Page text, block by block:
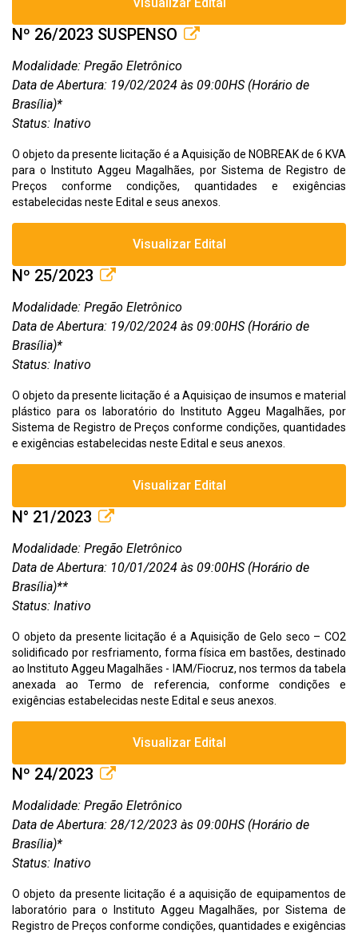
Nº 26/2023 SUSPENSO
Modalidade: Pregão Eletrônico
Data de Abertura: 19/02/2024 às 09:00HS (Horário de
Brasília)*
Status: Inativo
O objeto da presente licitação é a Aquisição de NOBREAK de 6 KVA
para o Instituto Aggeu Magalhães, por Sistema de Registro de
Preços conforme condições, quantidades e exigências
estabelecidas neste Edital e seus anexos.
Visualizar Edital
Nº 25/2023
Modalidade: Pregão Eletrônico
Data de Abertura: 19/02/2024 às 09:00HS (Horário de
Brasília)*
Status: Inativo
O objeto da presente licitação é a Aquisiçao de insumos e material
plástico para os laboratório do Instituto Aggeu Magalhães, por
Sistema de Registro de Preços conforme condições, quantidades
e exigências estabelecidas neste Edital e seus anexos.
Visualizar Edital
N° 21/2023
Modalidade: Pregão Eletrônico
Data de Abertura: 10/01/2024 às 09:00HS (Horário de
Brasília)**
Status: Inativo
O objeto da presente licitação é a Aquisição de Gelo seco – CO2
solidificado por resfriamento, forma física em bastões, destinado
ao Instituto Aggeu Magalhães - IAM/Fiocruz, nos termos da tabela
anexada ao Termo de referencia, conforme condições e
exigências estabelecidas neste Edital e seus anexos.
Visualizar Edital
Nº 24/2023
Modalidade: Pregão Eletrônico
Data de Abertura: 28/12/2023 às 09:00HS (Horário de
Brasília)*
Status: Inativo
O objeto da presente licitação é a aquisição de equipamentos de
laboratório para o Instituto Aggeu Magalhães, por Sistema de
Registro de Preços conforme condições, quantidades e exigências